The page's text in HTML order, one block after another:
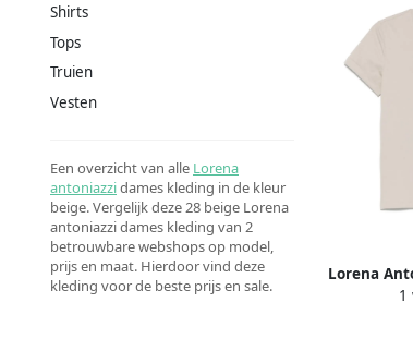
Shirts
Tops
Truien
Vesten
Een overzicht van alle Lorena
antoniazzidames kleding in de kleur
beige. Vergelijk deze 28 beige Lorena
antoniazzi dames kleding van 2
betrouwbare webshops op model,
prijs en maat. Hierdoor vind deze
kleding voor de beste prijs en sale.
Lorena
1